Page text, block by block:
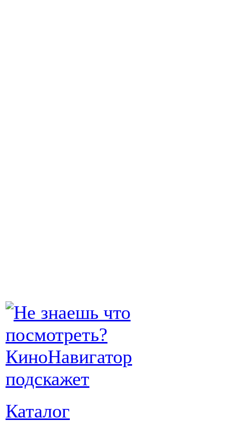
Каталог